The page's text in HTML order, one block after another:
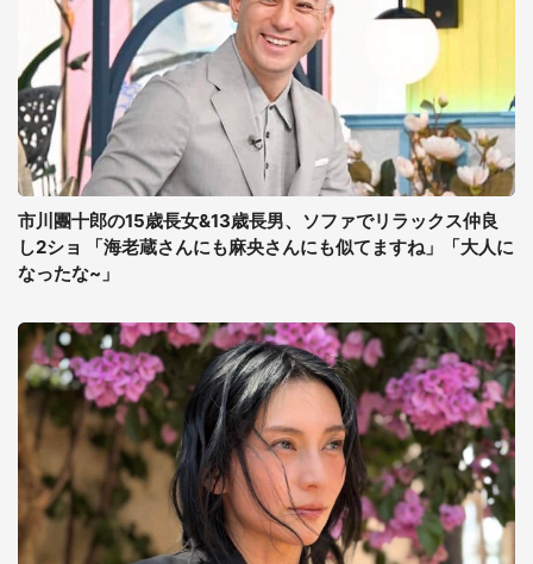
市川團十郎の15歳長女&13歳長男、ソファでリラックス仲良
し2ショ 「海老蔵さんにも麻央さんにも似てますね」「大人に
なったな~」